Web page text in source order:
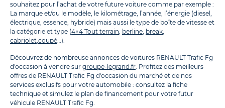
souhaitez pour l’achat de votre future voiture comme par exemple :
La marque et/ou le modèle, le kilométrage, l’année, l’énergie (diesel,
électrique, essence, hybride) mais aussi le type de boîte de vitesse et
la catégorie et type (4×4 Tout terrain, berline, break,
cabriolet,coupé…).
Découvrez de nombreuse annonces de voitures RENAULT Trafic Fg
d'occasion à vendre sur groupe-legrand.fr. Profitez des meilleurs
offres de RENAULT Trafic Fg d'occasion du marché et de nos
services exclusifs pour votre automobile : consultez la fiche
technique et simulez le plan de financement pour votre futur
véhicule RENAULT Trafic Fg.